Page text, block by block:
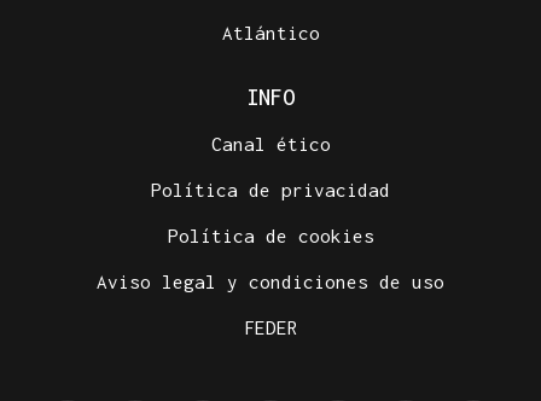
Atlántico
INFO
Canal ético
Política de privacidad
Política de cookies
Aviso legal y condiciones de uso
FEDER